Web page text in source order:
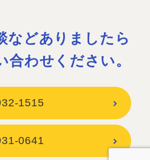
などありましたら
合わせください。
1515
0641